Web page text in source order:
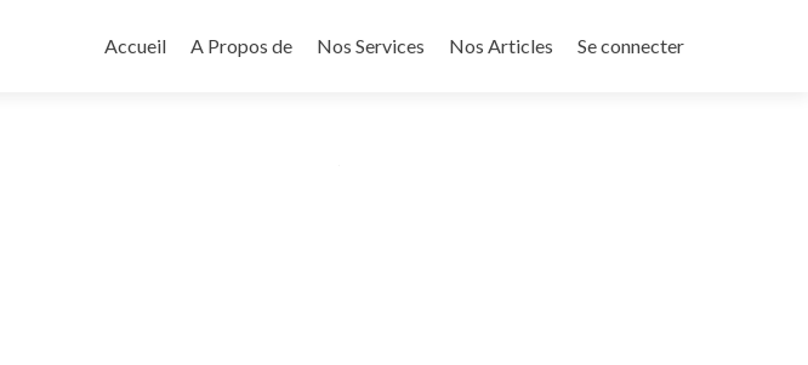
au
Accueil A Propos de Nos Services Nos Articles Se connecter